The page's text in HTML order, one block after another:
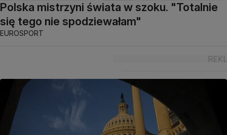
Polska mistrzyni świata w szoku. "Totalnie
się tego nie spodziewałam"
EUROSPORT